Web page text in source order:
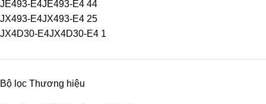
JE493-E4JE493-E4 44
JX493-E4JX493-E4 25
JX4D30-E4JX4D30-E4 1
Bộ lọc Thương hiệu